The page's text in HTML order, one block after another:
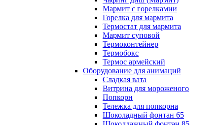
Мармит с горелкамии
Горелка для мармита
Термостат для мармита
Мармит суповой
Термоконтейнер
Термобокс
Термос армейский
Оборудование для анимаций
Сладкая вата
Витрина для мороженого
Попкорн
Тележка для попкорна
Шоколадный фонтан 65